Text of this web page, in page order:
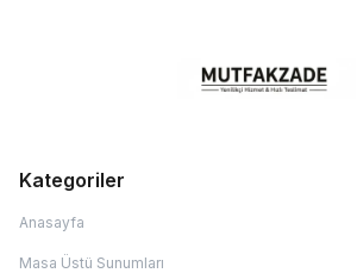
Kategoriler
Anasayfa
Masa Üstü Sunumları